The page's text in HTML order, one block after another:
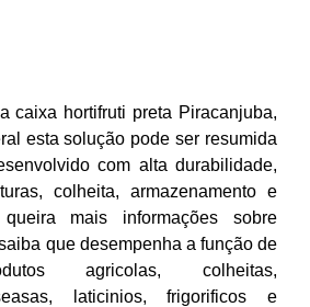
caixa hortifruti preta Piracanjuba,
esta solução pode ser resumida
com alta durabilidade,
colheita, armazenamento e
mais informações sobre
que desempenha a função de
agricolas, colheitas,
laticinios, frigorificos e